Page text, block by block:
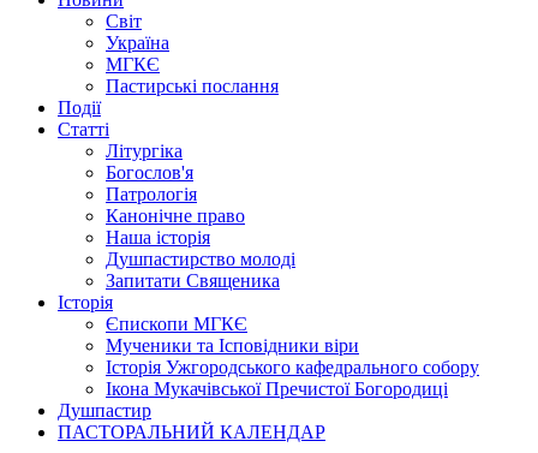
Світ
Україна
МГКЄ
Пастирські послання
Події
Статті
Літургіка
Богослов'я
Патрологія
Канонічне право
Наша історія
Душпастирство молоді
Запитати Священика
Історія
Єпископи МГКЄ
Мученики та Ісповідники віри
Історія Ужгородського кафедрального собору
Ікона Мукачівської Пречистої Богородиці
Душпастир
ПАСТОРАЛЬНИЙ КАЛЕНДАР